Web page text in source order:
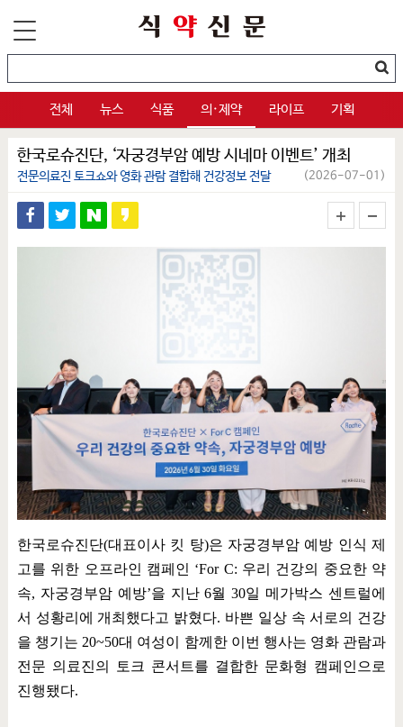
전체 뉴스 식품 의·제약 라이프 기획
한국로슈진단, ‘자궁경부암 예방 시네마 이벤트’ 개최
전문의료진 토크쇼와 영화 관람 결합해 건강정보 전달 (2026-07-01)
한국로슈진단(대표이사 킷 탕)은 자궁경부암 예방 인식 제
고를 위한 오프라인 캠페인 ‘For C: 우리 건강의 중요한 약
속, 자궁경부암 예방’을 지난6월30일 메가박스 센트럴에
서 성황리에 개최했다고 밝혔다. 바쁜 일상 속 서로의 건강
을 챙기는 20~50대 여성이 함께한 이번 행사는 영화 관람과
전문 의료진의 토크 콘서트를 결합한 문화형 캠페인으로
진행됐다.